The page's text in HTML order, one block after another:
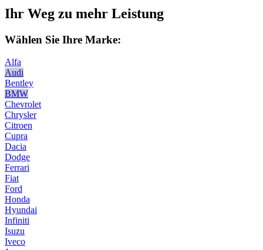
Ihr Weg zu mehr Leistung
Wählen Sie Ihre Marke:
Alfa
Audi
Bentley
BMW
Chevrolet
Chrysler
Citroen
Cupra
Dacia
Dodge
Ferrari
Fiat
Ford
Honda
Hyundai
Infiniti
Isuzu
Iveco